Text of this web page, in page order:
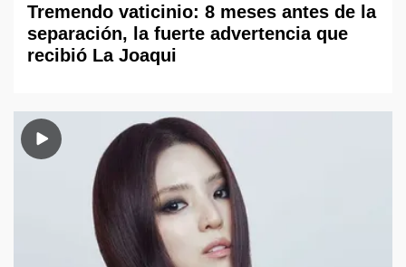
Tremendo vaticinio: 8 meses antes de la
separación, la fuerte advertencia que
recibió La Joaqui